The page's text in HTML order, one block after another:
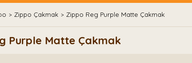
Zippo Çakmak Zippo Reg Purple Matte Çakmak
Purple Matte Çakmak